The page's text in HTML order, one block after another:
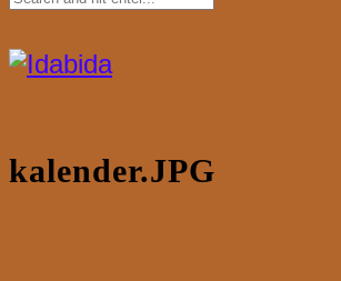
kalender.JPG